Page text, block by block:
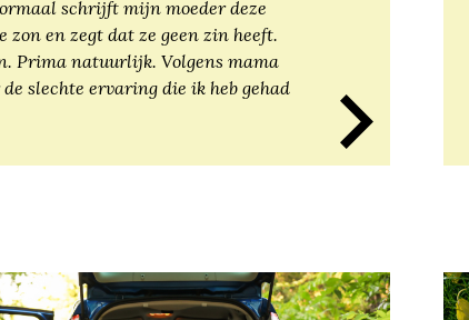
schrijft mijn moeder deze
zon en zegt dat ze geen zin heeft.
Prima natuurlijk. Volgens mama
slechte ervaring die ik heb gehad